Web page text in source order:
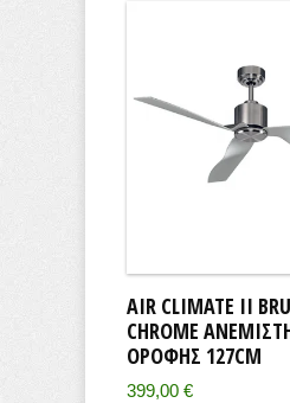
AIR CLIMATE II
CHROME
ΟΡΟΦΉΣ 127CM
399,00 €